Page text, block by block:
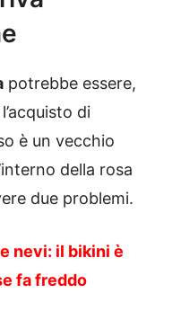
potrebbe essere,
di
è un vecchio
della rosa
due problemi.
nevi: il bikini è
fa freddo